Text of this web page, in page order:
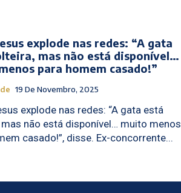
explode nas redes: “A gata
mas não está disponível…
para homem casado!”
19 De Novembro, 2025
explode nas redes: “A gata está
não está disponível… muito menos
para homem casado!”, disse. Ex-concorrente...